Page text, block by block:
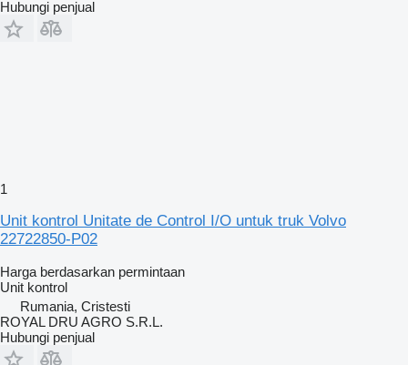
Hubungi penjual
1
Unit kontrol Unitate de Control I/O untuk truk Volvo
22722850-P02
Harga berdasarkan permintaan
Unit kontrol
Rumania, Cristesti
ROYAL DRU AGRO S.R.L.
Hubungi penjual